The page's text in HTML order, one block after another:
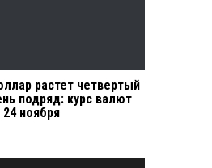
растет четвертый
подряд: курс валют
24 ноября